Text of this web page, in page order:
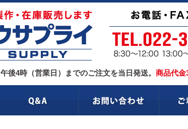
午後4時（営業日）までのご注文を当日発送。 商品代金